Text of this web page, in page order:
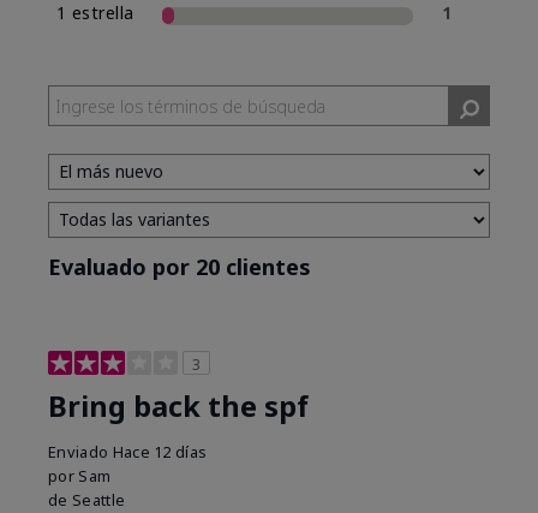
1 estrella
1
Evaluado por 20 clientes
3
Bring back the spf
Enviado Hace 12 días
por Sam
de Seattle